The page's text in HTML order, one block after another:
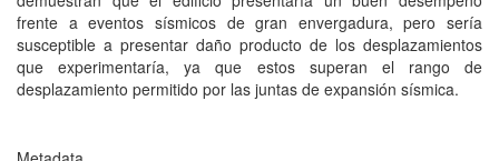
frente a eventos sísmicos de gran envergadura, pero sería
susceptible a presentar daño producto de los desplazamientos
que experimentaría, ya que estos superan el rango de
desplazamiento permitido por las juntas de expansión sísmica.